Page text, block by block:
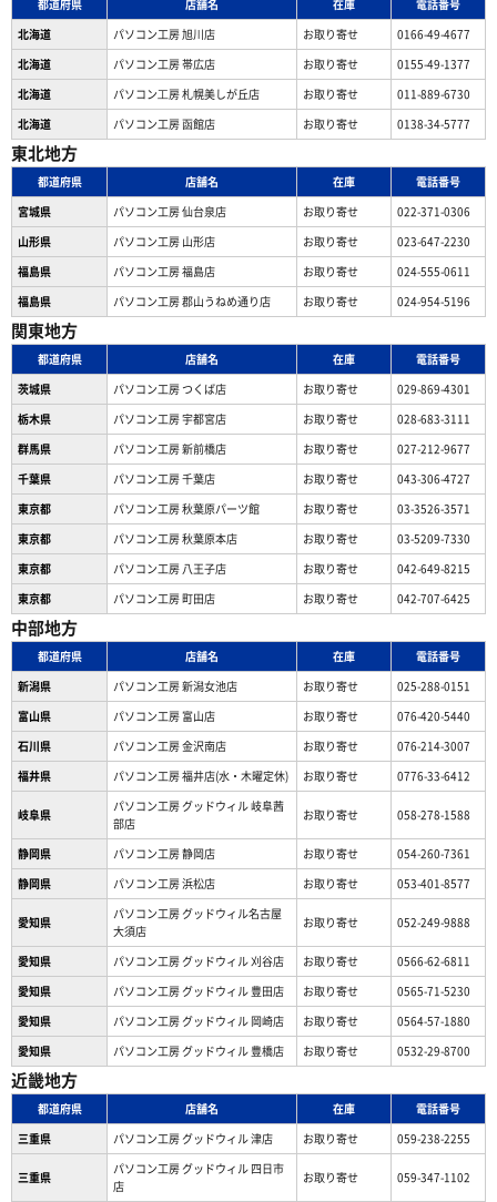
都道府県 店舗名 在庫
電話番号
北海道
パソコン工房 旭川店 お取り寄せ
0166-49-4677
北海道
パソコン工房 帯広店 お取り寄せ
0155-49-1377
北海道
パソコン⼯房 札幌美しが丘店 お取り寄せ
011-889-6730
北海道
パソコン工房 函館店 お取り寄せ 0138-34-5777
東北地方
都道府県 店舗名 在庫
電話番号
宮城県
パソコン工房 仙台泉店 お取り寄せ
022-371-0306
山形県
パソコン工房 山形店 お取り寄せ
023-647-2230
福島県
パソコン工房 福島店 お取り寄せ
024-555-0611
福島県
パソコン工房 郡山うねめ通り店 お取り寄せ 024-954-5196
関東地方
都道府県 店舗名 在庫
電話番号
茨城県
パソコン工房 つくば店 お取り寄せ
029-869-4301
栃木県
パソコン工房 宇都宮店 お取り寄せ
028-683-3111
群馬県
パソコン工房 新前橋店 お取り寄せ
027-212-9677
千葉県
パソコン工房 千葉店 お取り寄せ
043-306-4727
東京都
パソコン工房 秋葉原パーツ館 お取り寄せ
03-3526-3571
東京都
パソコン工房 秋葉原本店 お取り寄せ
03-5209-7330
東京都
パソコン工房 八王子店 お取り寄せ
042-649-8215
東京都
パソコン工房 町田店 お取り寄せ 042-707-6425
中部地方
都道府県 店舗名 在庫
電話番号
新潟県
パソコン工房 新潟女池店 お取り寄せ
025-288-0151
富山県
パソコン工房 富山店 お取り寄せ
076-420-5440
石川県
パソコン工房 金沢南店 お取り寄せ
076-214-3007
福井県
パソコン工房 福井店(水・木曜定休) お取り寄せ 0776-33-6412
岐阜県
パソコン工房 グッドウィル 岐阜茜
部店
お取り寄せ 058-278-1588
静岡県 パソコン工房 静岡店 お取り寄せ
054-260-7361
静岡県
パソコン工房 浜松店 お取り寄せ 053-401-8577
愛知県
パソコン工房 グッドウィル名古屋
大須店
お取り寄せ 052-249-9888
愛知県 パソコン工房 グッドウィル 刈谷店 お取り寄せ
0566-62-6811
愛知県
パソコン工房 グッドウィル 豊田店 お取り寄せ
0565-71-5230
愛知県
パソコン工房 グッドウィル 岡崎店 お取り寄せ
0564-57-1880
愛知県
パソコン工房 グッドウィル 豊橋店 お取り寄せ 0532-29-8700
近畿地方
都道府県 店舗名 在庫
電話番号
三重県
パソコン工房 グッドウィル 津店 お取り寄せ 059-238-2255
三重県
パソコン工房 グッドウィル 四日市
店
お取り寄せ 059-347-1102